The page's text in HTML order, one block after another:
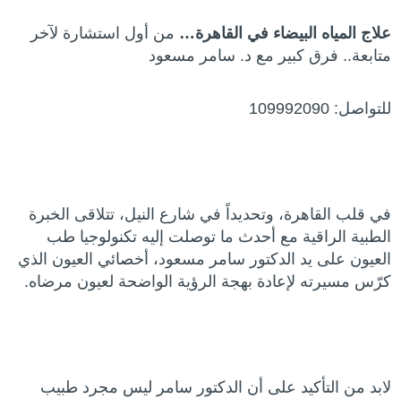
علاج المياه البيضاء في القاهرة… من أول استشارة لآخر
متابعة.. فرق كبير مع د. سامر مسعود
للتواصل: 109992090
في قلب القاهرة، وتحديداً في شارع النيل، تتلاقى الخبرة
الطبية الراقية مع أحدث ما توصلت إليه تكنولوجيا طب
العيون على يد الدكتور سامر مسعود، أخصائي العيون الذي
كرّس مسيرته لإعادة بهجة الرؤية الواضحة لعيون مرضاه.
لابد من التأكيد على أن الدكتور سامر ليس مجرد طبيب